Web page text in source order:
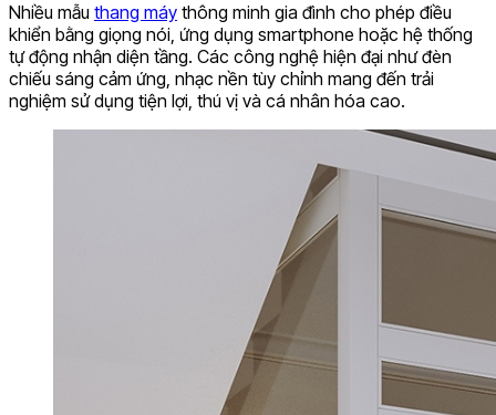
Nhiều mẫu thang máy thông minh gia đình cho phép điều
khiển bằng giọng nói, ứng dụng smartphone hoặc hệ thống
tự động nhận diện tầng. Các công nghệ hiện đại như đèn
chiếu sáng cảm ứng, nhạc nền tùy chỉnh mang đến trải
nghiệm sử dụng tiện lợi, thú vị và cá nhân hóa cao.